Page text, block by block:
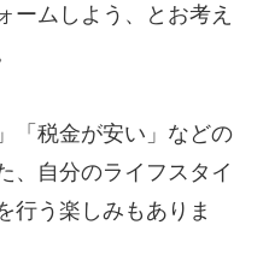
ームしよう、とお考え
「税金が安い」などの
、自分のライフスタイ
行う楽しみもありま